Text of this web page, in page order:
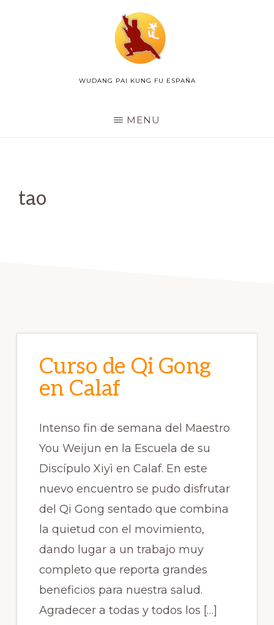
WUDANG
WUDANG PAI KUNG FU ESPAÑA
MENU
tao
Curso de Qi Gong
en Calaf
Intenso fin de semana del Maestro
You Weijun en la Escuela de su
Discípulo Xiyì en Calaf. En este
nuevo encuentro se pudo disfrutar
del Qi Gong sentado que combina
la quietud con el movimiento,
dando lugar a un trabajo muy
completo que reporta grandes
beneficios para nuestra salud.
Agradecer a todas y todos los […]